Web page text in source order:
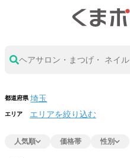
ヘアサロン・まつげ・ ネイル
都道府県
エリア エリアを絞り込む
人気順 価格帯 性別